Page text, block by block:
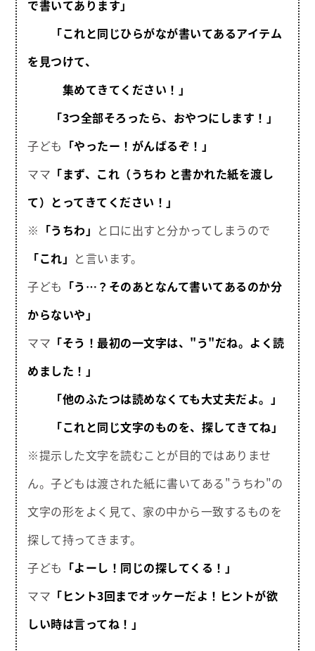
で書いてあります」
「これと同じひらがなが書いてあるアイテム
を見つけて、
集めてきてください！」
「3つ全部そろったら、おやつにします！」
子ども 「やったー！がんばるぞ！」
ママ 「まず、これ（うちわ と書かれた紙を渡し
て）とってきてください！」
※ 「うちわ」 と口に出すと分かってしまうので
「これ」 と言います。
子ども 「う…？そのあとなんて書いてあるのか分
からないや」
ママ 「そう！最初の一文字は、"う"だね。よく読
めました！」
「他のふたつは読めなくても大丈夫だよ。」
「これと同じ文字のものを、探してきてね」
※提示した文字を読むことが目的ではありませ
ん。子どもは渡された紙に書いてある"うちわ"の
文字の形をよく見て、家の中から一致するものを
探して持ってきます。
子ども 「よーし！同じの探してくる！」
ママ 「ヒント3回までオッケーだよ！ヒントが欲
しい時は言ってね！」